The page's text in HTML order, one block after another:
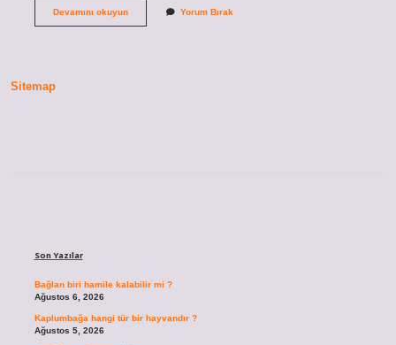
Devamını okuyunBayburt
Yorum Bırak
Sitemap
Son Yazılar
Bağlan biri hamile kalabilir mi ?
Ağustos 6, 2026
Kaplumbağa hangi tür bir hayvandır ?
Ağustos 5, 2026